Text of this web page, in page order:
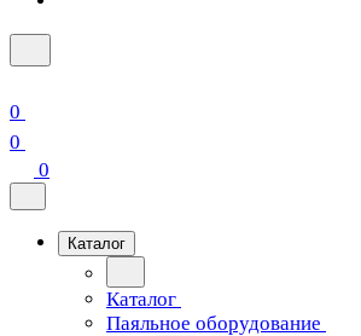
0
0
0
Каталог
Каталог
Паяльное оборудование